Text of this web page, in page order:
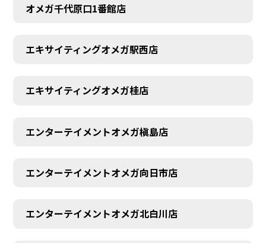
オメガ千代原口1番館店
エキサイティングオメガ駅西店
エキサイティングオメガ桂店
エンターテイメントオメガ槇島店
エンターテイメントオメガ向日市店
エンターテイメントオメガ北白川店